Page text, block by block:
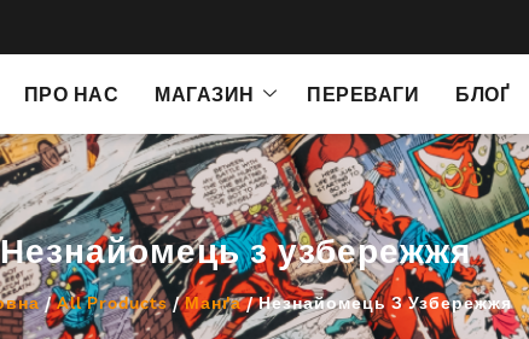
ПРО НАС МАГАЗИН ПЕРЕВАГИ БЛОҐ
Незнайомець з узбережжя
/All Products/Манґа/ Незнайомець З Узбережжя